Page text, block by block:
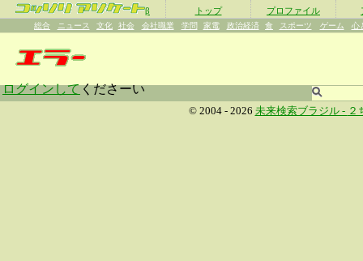
β トップ プロファイル
総合 ニュース 文化 社会 会社職業 学問 家電 政治経済 食 スポーツ ゲーム 心
ログインしてくださーい
© 2004 - 2026 未来検索ブラジル - ２